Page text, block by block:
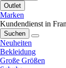
Outlet
Marken
Kundendienst in
Suchen
Neuheiten
Bekleidung
Große Größen